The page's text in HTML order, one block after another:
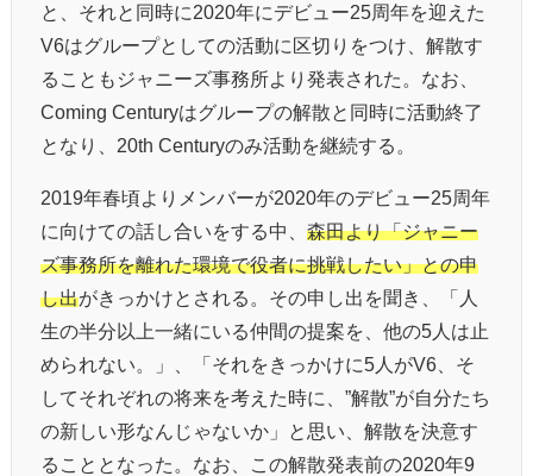
と、それと同時に2020年にデビュー25周年を迎えた
V6はグループとしての活動に区切りをつけ、解散す
ることもジャニーズ事務所より発表された。なお、
Coming Centuryはグループの解散と同時に活動終了
となり、20th Centuryのみ活動を継続する。
2019年春頃よりメンバーが2020年のデビュー25周年
に向けての話し合いをする中、 森田より「ジャニー
ズ事務所を離れた環境で役者に挑戦したい」との申
し出がきっかけとされる。その申し出を聞き、「人
生の半分以上一緒にいる仲間の提案を、他の5人は止
められない。」、「それをきっかけに5人がV6、そ
してそれぞれの将来を考えた時に、”解散”が自分たち
の新しい形なんじゃないか」と思い、解散を決意す
ることとなった。なお、この解散発表前の2020年9